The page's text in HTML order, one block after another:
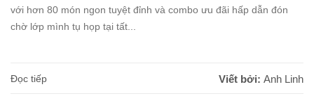
với hơn 80 món ngon tuyệt đỉnh và combo ưu đãi hấp dẫn đón
chờ lớp mình tụ họp tại tất...
Đọc tiếp Viết bởi: Anh Linh